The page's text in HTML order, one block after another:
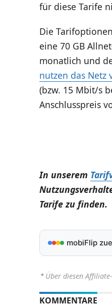
für diese Tarife
Die
eine 70 GB
monatlich und
nutzen das Netz
(bzw. 15 Mbit/s
Anschlusspreis
In unserem
Tarife zu finden.
mobiFlip
⋆ Über diesen
KOMMENTARE